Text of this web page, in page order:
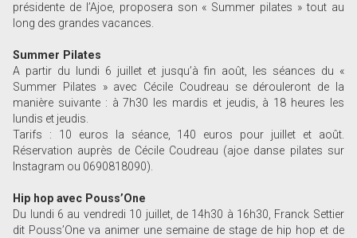
présidente de l’Ajoe, proposera son « Summer pilates » tout au
long des grandes vacances.
Summer Pilates
A partir du lundi 6 juillet et jusqu’à fin août, les séances du «
Summer Pilates » avec Cécile Coudreau se dérouleront de la
manière suivante : à 7h30 les mardis et jeudis, à 18 heures les
lundis et jeudis.
Tarifs : 10 euros la séance, 140 euros pour juillet et août.
Réservation auprès de Cécile Coudreau (ajoe danse pilates sur
Instagram ou 0690818090).
Hip hop avec Pouss’One
Du lundi 6 au vendredi 10 juillet, de 14h30 à 16h30, Franck Settier
dit Pouss’One va animer une semaine de stage de hip hop et de